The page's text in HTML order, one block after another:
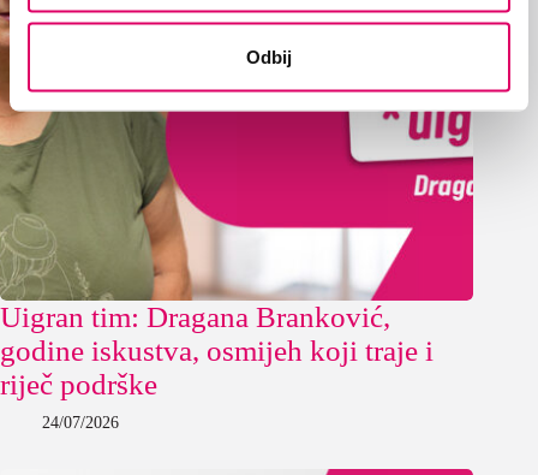
Odbij
Uigran tim: Dragana Branković,
godine iskustva, osmijeh koji traje i
riječ podrške
24/07/2026